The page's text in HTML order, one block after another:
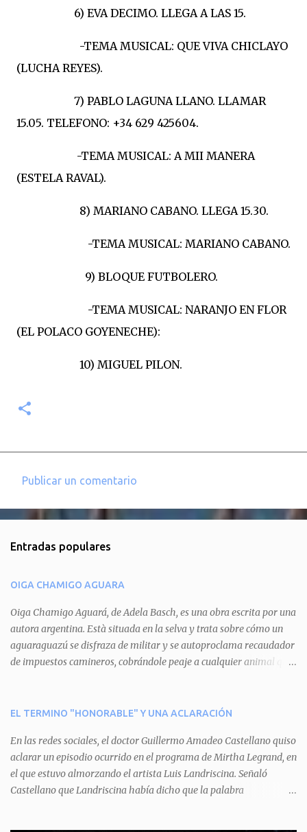
6) EVA DECIMO. LLEGA A LAS 15.
-TEMA MUSICAL: QUE VIVA CHICLAYO
(LUCHA REYES).
7) PABLO LAGUNA LLANO. LLAMAR
15.05. TELEFONO: +34 629 425604.
-TEMA MUSICAL: A MII MANERA
(ESTELA RAVAL).
8) MARIANO CABANO. LLEGA 15.30.
-TEMA MUSICAL: MARIANO CABANO.
9) BLOQUE FUTBOLERO.
-TEMA MUSICAL: NARANJO EN FLOR
(EL POLACO GOYENECHE):
10) MIGUEL PILON.
e
t
a
r
i
o
Publicar un comentario
Entradas populares
OIGA CHAMIGO AGUARA
Oiga Chamigo Aguará, de Adela Basch, es una obra escrita por una
autora argentina. Està situada en la selva y trata sobre cómo un
aguaraguazú se disfraza de militar y se autoproclama recaudador
de impuestos camineros, cobrándole peaje a cualquier animal que
aguará le provoca. De igual manera pasa con Tatú, el armadillo.
del aguará y pasa sin pagar. Por último, Tui, la cotorra, deja
expuesta la mentira del aguará y arenga a los otros tres
personajes a unirse para enfrentarlo. Finalmente, terminan por
quitarle el disfraz de militar, y el aguará huye despavorido al verse
EL TERMINO "HONORABLE" Y UNA ACLARACIÓN
En las redes sociales, el doctor Guillermo Amadeo Castellano quiso
aclarar un episodio ocurrido en el programa de Mirtha Legrand, en
el que estuvo almorzando el artista Luis Landriscina. Señaló
Castellano que Landriscina había dicho que la palabra